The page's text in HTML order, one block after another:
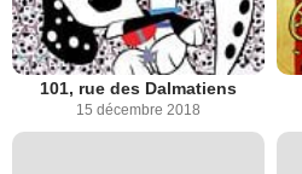
101, rue des Dalmatiens
15 décembre 2018